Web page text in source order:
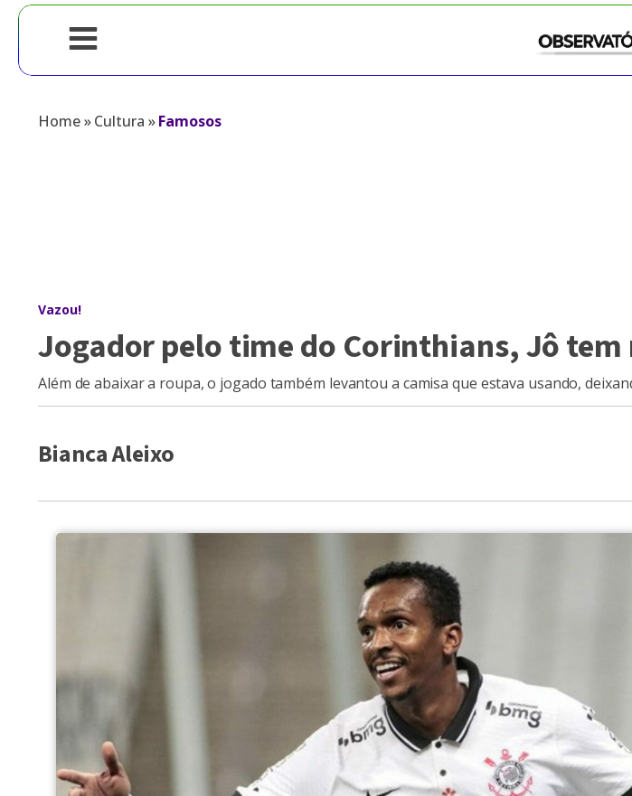
Home»Cultura »Famosos
Vazou!
Jogador pelo time do Corinthians, Jô tem
Além de abaixar a roupa, o jogado também levantou a camisa que estava usando,
Bianca Aleixo